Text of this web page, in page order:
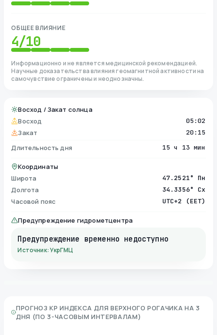
ОБЩЕЕ ВЛИЯНИЕ
4/10
Информационно и не является медицинской рекомендацией.
Научные доказательства влияния геомагнитной активности на
самочувствие ограничены и неоднозначны.
Восход / Закат солнца
Восход
05:02
Закат 20:15
Длительность дня 15 ч 13 мин
Координаты
Широта
47.2521° Пн
Долгота 34.3356° Сх
Часовой пояс UTC+2 (EET)
Предупреждение гидрометцентра
Предупреждение временно недоступно
Источник: УкрГМЦ
ПРОГНОЗ KP ИНДЕКСА ДЛЯ ВЕРХНОГО РОГАЧИКА НА 3
ДНЯ (ПО 3-ЧАСОВЫМ ИНТЕРВАЛАМ)